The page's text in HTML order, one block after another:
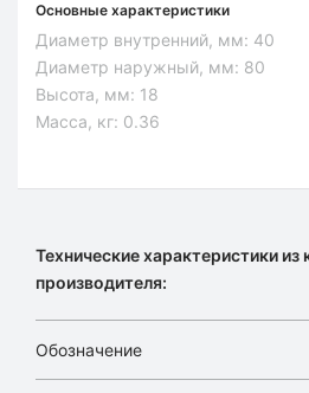
Основные характеристики
Диаметр внутренний, мм: 40
Диаметр наружный, мм: 80
Высота, мм: 18
Масса, кг: 0.36
Технические характеристики из
производителя:
Обозначение